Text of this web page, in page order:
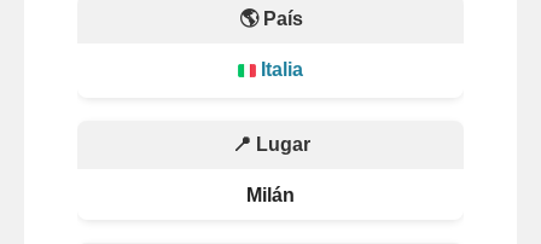
🌎 País
Italia
📍 Lugar
Milán